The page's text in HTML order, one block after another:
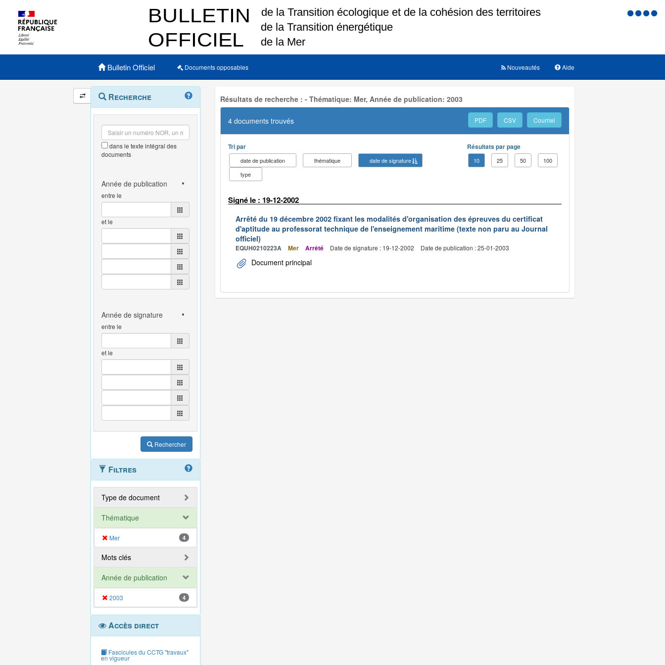
Menu
Menu principal
Bulletin Officiel Documents opposables Aide
Nouveautés
Navigation
et
outils
annexes
Menu
contextuel
Recherche
dans le texte intégral des
documents
entre le
et le
entre le
et le
Rechercher
Filtres
Type de document
Thématique
Mer 4
Mots clés
Année de publication
2003 4
Accès direct
Fascicules du CCTG "travaux"
en vigueur
Résultats de recherche : - Thématique: Mer, Année de publication: 2003
4 documents trouvés PDF CSV Courriel
Tri par
date de publication thématique
date de signature
type
Résultats par page
10 25 50 100
Signé le : 19-12-2002
Arrêté du 19 décembre 2002 fixant les modalités d'organisation des épreuves du certificat
d'aptitude au professorat technique de l'enseignement maritime (texte non paru au Journal
officiel)
EQUH0210223A Mer Arrêté Date de signature : 19-12-2002 Date de publication : 25-01-2003
Document principal